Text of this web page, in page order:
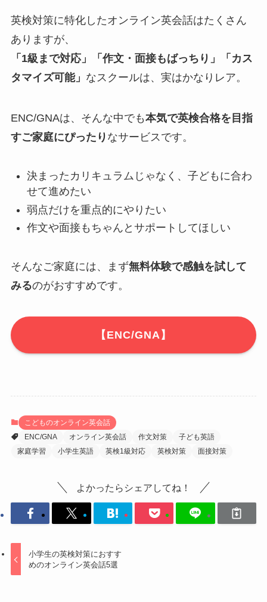
英検対策に特化したオンライン英会話はたくさん
ありますが、
「1級まで対応」「作文・面接もばっちり」「カス
タマイズ可能」 なスクールは、実はかなりレア。
ENC/GNAは、そんな中でも本気で英検合格を目指
すご家庭にぴったり なサービスです。
決まったカリキュラムじゃなく、子どもに合わ
せて進めたい
弱点だけを重点的にやりたい
作文や面接もちゃんとサポートしてほしい
そんなご家庭には、まず無料体験で感触を試して
みるのがおすすめです。
【ENC/GNA】
こどものオンライン英会話
ENC/GNA
オンライン英会話 作文対策
子ども英語
家庭学習
小学生英語 英検1級対応 英検対策 面接対策
よかったらシェアしてね！
小学生の英検対策におすす
めのオンライン英会話5選